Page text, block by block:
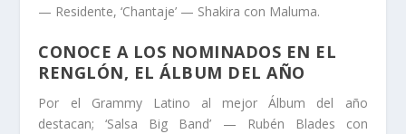
— Residente, ‘Chantaje’ — Shakira con Maluma.
CONOCE A LOS NOMINADOS EN EL
RENGLÓN, EL ÁLBUM DEL AÑO
Por el Grammy Latino al mejor Álbum del año
destacan; ‘Salsa Big Band’ — Rubén Blades con